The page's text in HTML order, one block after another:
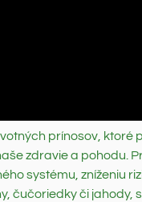
prínosov, ktoré
zdravie a pohodu.
systému, zníženiu
čučoriedky či jahody,